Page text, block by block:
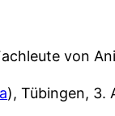
von
), Tübingen, 3.